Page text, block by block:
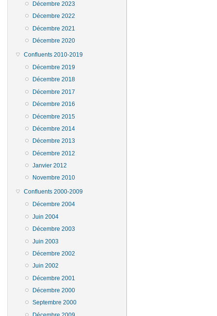
Décembre 2023
Décembre 2022
Décembre 2021
Décembre 2020
Confluents 2010-2019
Décembre 2019
Décembre 2018
Décembre 2017
Décembre 2016
Décembre 2015
Décembre 2014
Décembre 2013
Décembre 2012
Janvier 2012
Novembre 2010
Confluents 2000-2009
Décembre 2004
Juin 2004
Décembre 2003
Juin 2003
Décembre 2002
Juin 2002
Décembre 2001
Décembre 2000
Septembre 2000